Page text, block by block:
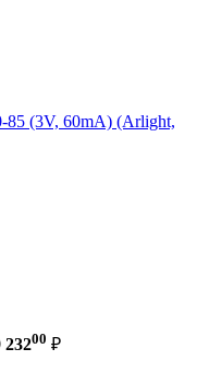
85 (3V, 60mA) (Arlight,
23200 ₽